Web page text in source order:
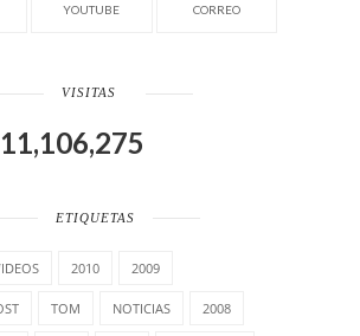
YOUTUBE CORREO
VISITAS
11,106,275
ETIQUETAS
2010 2009
TOM NOTICIAS 2008